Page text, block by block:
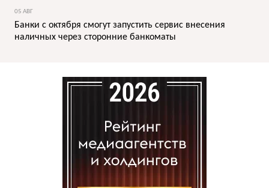
05 АВГ
Банки с октября смогут запустить сервис внесения
наличных через сторонние банкоматы